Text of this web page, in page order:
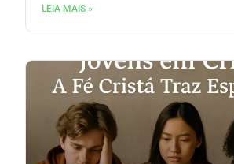
LEIA MAIS »